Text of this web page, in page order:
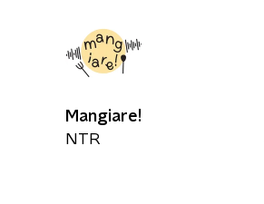
Mangiare!
NTR